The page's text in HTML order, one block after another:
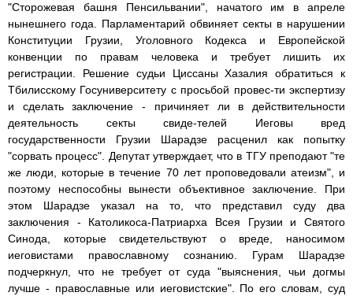
"Сторожевая башня Пенсильвании", начатого им в апреле
нынешнего года. Парламентарий обвиняет секты в нарушении
Конституции Грузии, Уголовного Кодекса и Европейской
конвенции по правам человека и требует лишить их
регистрации. Решение судьи Циссаны Хазалия обратиться к
Тбилисскому Госуниверситету с просьбой провес-ти экспертизу
и сделать заключение - причиняет ли в действительности
деятельность секты свиде-телей Иеговы вред
государственности Грузии Шарадзе расценил как попытку
"сорвать процесс". Депутат утверждает, что в ТГУ преподают "те
же люди, которые в течение 70 лет проповедовали атеизм", и
поэтому неспособны вынести объективное заключение. При
этом Шарадзе указал на то, что представил суду два
заключения - Католикоса-Патриарха Всея Грузии и Святого
Синода, которые свидетельствуют о вреде, наносимом
иеговистами православному сознанию. Гурам Шарадзе
подчеркнул, что не требует от суда "выяснения, чьи догмы
лучше - православные или иеговистские". По его словам, суд